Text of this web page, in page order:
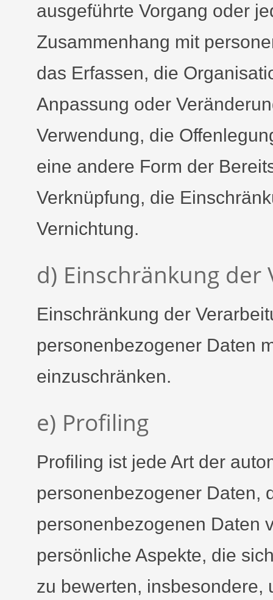
ausgeführte Vorgang oder
Zusammenhang mit
das Erfassen, die
Anpassung oder
Verwendung, die
eine andere Form der
Verknüpfung, die
Vernichtung.
d) Einschränkung der
Einschränkung der
personenbezogener Daten
einzuschränken.
e) Profiling
Profiling ist jede Art der
personenbezogener Daten,
personenbezogenen Daten
persönliche Aspekte, die
zu bewerten, insbesondere,